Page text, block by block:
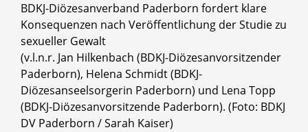
BDKJ-Diözesanverband Paderborn fordert klare
Konsequenzen nach Veröffentlichung der Studie zu
sexueller Gewalt
(v.l.n.r. Jan Hilkenbach (BDKJ-Diözesanvorsitzender
Paderborn), Helena Schmidt (BDKJ-
Diözesanseelsorgerin Paderborn) und Lena Topp
(BDKJ-Diözesanvorsitzende Paderborn). (Foto: BDKJ
DV Paderborn / Sarah Kaiser)